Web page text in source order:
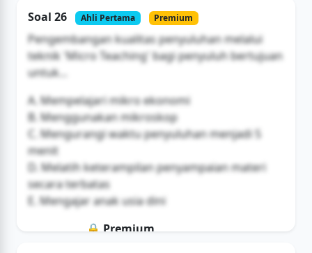
Buka Akses
Soal 26 Ahli Pertama Premium
Pengembangan kualitas penyuluhan melalui
teknik 'Micro Teaching' bagi penyuluh bertujuan
untuk...
A. Mempelajari mikro ekonomi
B. Menggunakan mikroskop
C. Mengurangi waktu penyuluhan menjadi 5
menit
D. Melatih keterampilan penyampaian materi
secara terbatas
E. Mengajar anak usia dini
🔒 Premium